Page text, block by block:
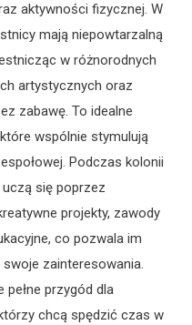
aktywności fizycznej. W
mają niepowtarzalną
w różnorodnych
artystycznych oraz
zabawę. To idealne
wspólnie stymulują
Podczas kolonii
uczą się poprzez
projekty, zawody
co pozwala im
zainteresowania.
pełne przygód dla
chcą spędzić czas w